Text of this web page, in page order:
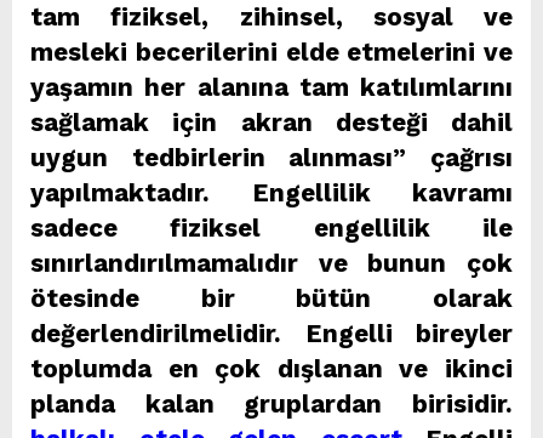
tam fiziksel, zihinsel, sosyal ve
mesleki becerilerini elde etmelerini ve
yaşamın her alanına tam katılımlarını
sağlamak için akran desteği dahil
uygun tedbirlerin alınması” çağrısı
yapılmaktadır. Engellilik kavramı
sadece fiziksel engellilik ile
sınırlandırılmamalıdır ve bunun çok
ötesinde bir bütün olarak
değerlendirilmelidir. Engelli bireyler
toplumda en çok dışlanan ve ikinci
planda kalan gruplardan birisidir.